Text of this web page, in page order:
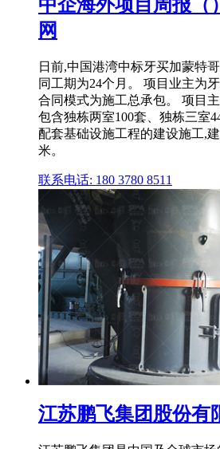
中企海外项目周报（
网
日前,中国港湾中标牙买加蒙特
同工期为24个月。 项目业主为
合同模式为施工总承包。 项目
包含独栋两室100套、独栋三室
配套基础设施工程的建设施工,
米。
联系电话: 180 3780 8511
江苏鹏飞集团股份有